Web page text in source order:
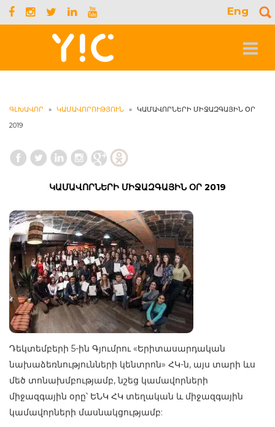
Eng
Toggle
ԳԼԽԱՎՈՐ » ԿԱՄԱՎՈՐՈՒԹՅՈՒՆ »
ԿԱՄԱՎՈՐՆԵՐԻ ՄԻՋԱԶԳԱՅԻՆ ՕՐ
2019
ԿԱՄԱՎՈՐՆԵՐԻ ՄԻՋԱԶԳԱՅԻՆ ՕՐ 2019
Դեկտեմբերի 5-ին Գյումրու «Երիտասարդական
նախաձեռնությունների կենտրոն» ՀԿ-ն, այս տարի ևս
մեծ տոնախմբությամբ, նշեց կամավորների
միջազգային օրը՝ ԵՆԿ ՀԿ տեղական և միջազգային
կամավորների մասնակցությամբ: